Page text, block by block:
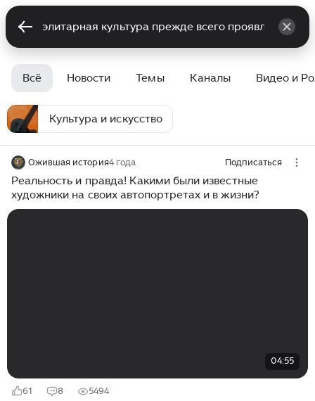
Всё Новости Темы Каналы Видео и
Культура и искусство
Ожившая история4 года Подписаться
Реальность и правда! Какими были известные
художники на своих автопортретах и в жизни?
04:55
61 8 5494